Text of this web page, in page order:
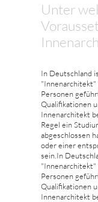
Unter
In Deutschland
"Innenarchitekt"
Personen
Qualifikationen
Innenarchitekt
Regel ein
abgeschlossen
oder einer
sein.In
"Innenarchitekt"
Personen
Qualifikationen
Innenarchitekt